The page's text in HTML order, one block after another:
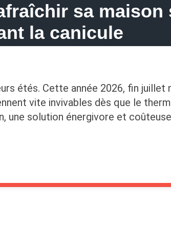
sa
la canicule
étés. Cette année 2026, fin juillet
vite invivables dès que le
solution énergivore et